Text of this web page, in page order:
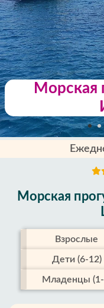
Морская
Морская
Взрослые
Дети (6-12)
Младенцы